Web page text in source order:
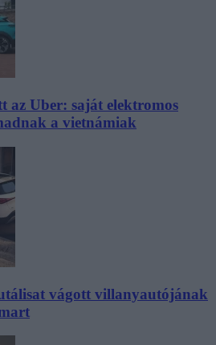
az Uber: saját elektromos
a vietnámiak
vágott villanyautójának